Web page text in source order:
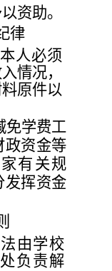
资助。
律
人必须
情况，
原件以
免学费工
政资金等
有关规
发挥资金
由学校
负责解